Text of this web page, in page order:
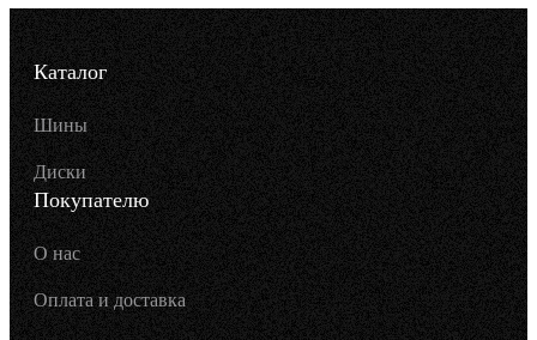
Каталог
Шины
Диски
Покупателю
О нас
Оплата и доставка